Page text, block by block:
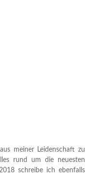
meiner Leidenschaft zu
rund um die neuesten
schreibe ich ebenfalls